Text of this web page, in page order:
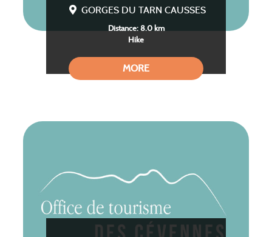
GORGES DU TARN CAUSSES
Distance: 8.0 km
Hike
MORE